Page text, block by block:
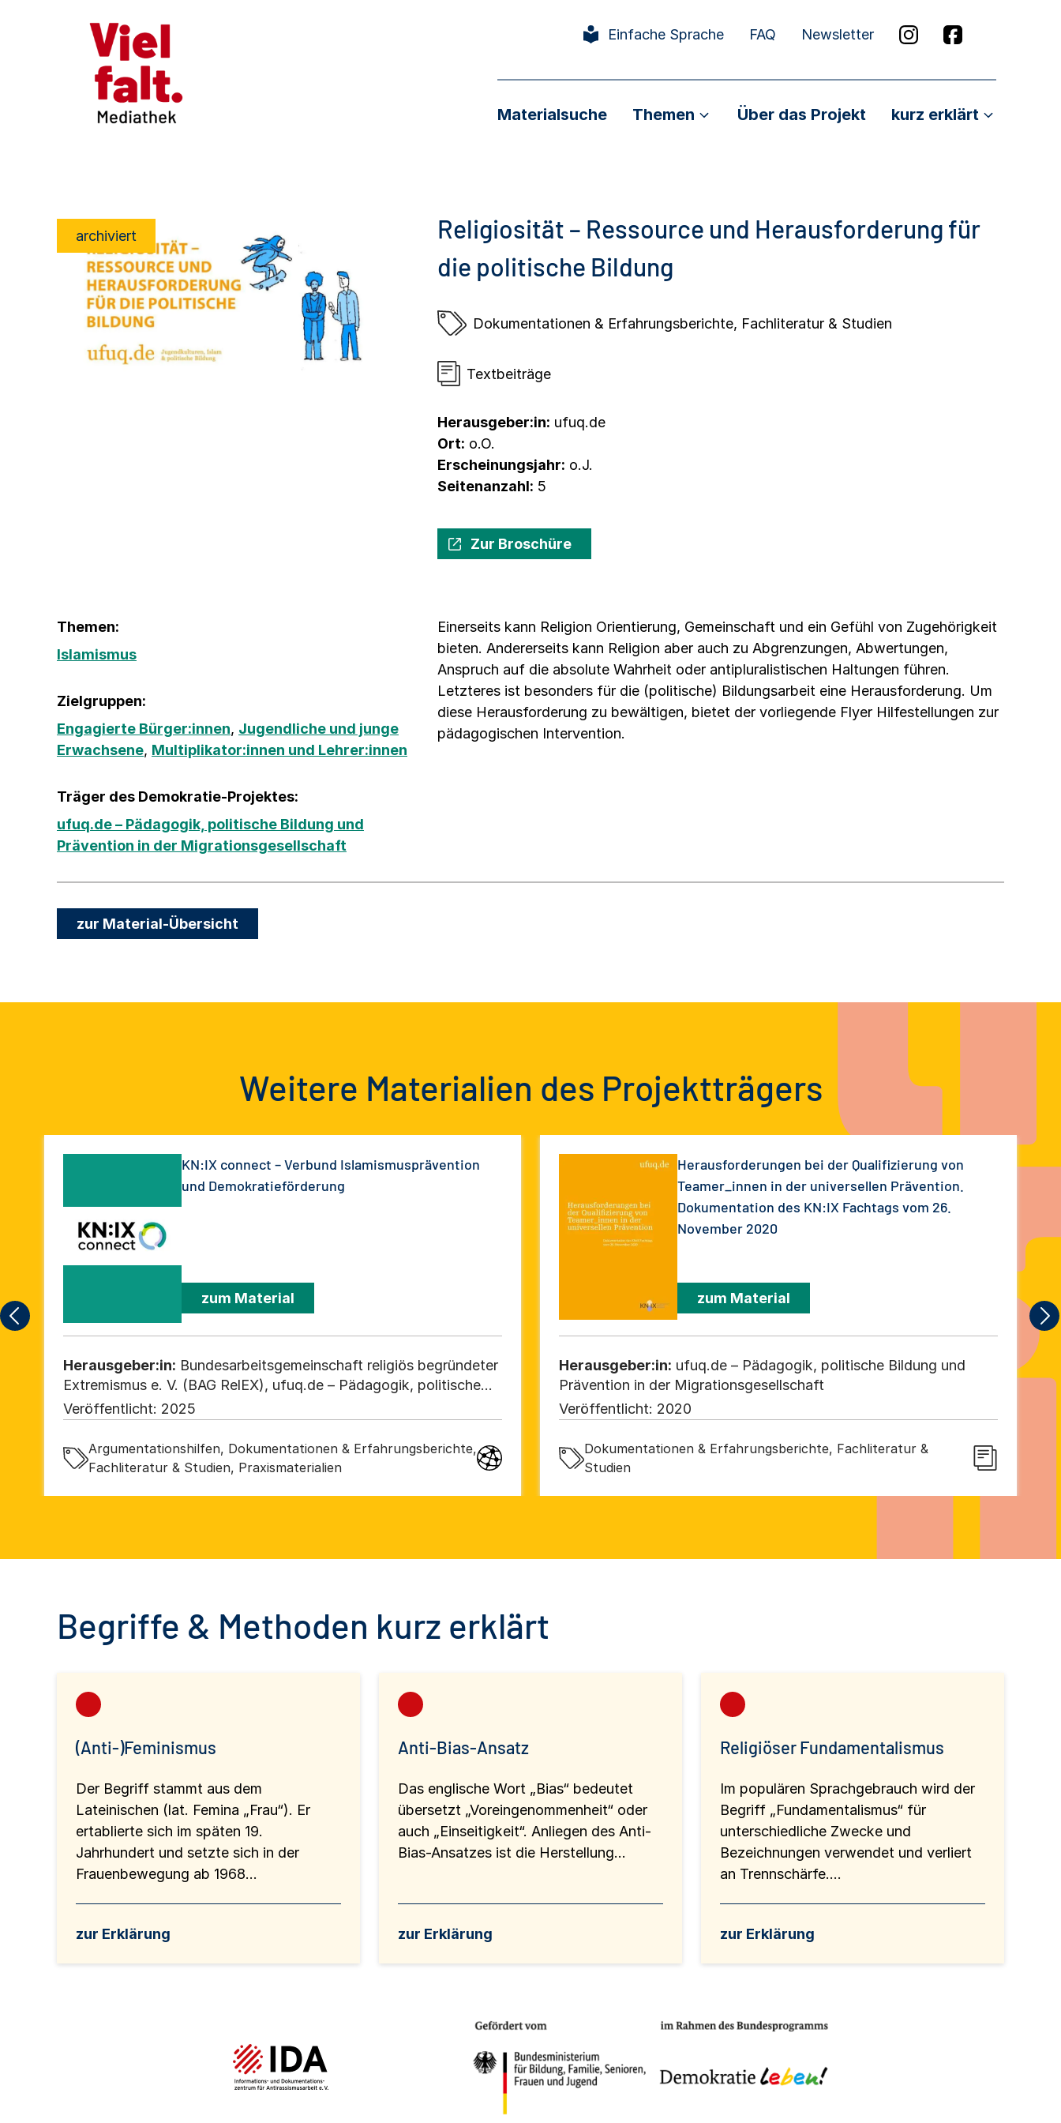
Einfache Sprache FAQ Newsletter
Materialsuche Themen Über das Projekt kurz erklärt
archiviert
Religiosität – Ressource und Herausforderung für
die politische Bildung
Dokumentationen & Erfahrungsberichte, Fachliteratur & Studien
Textbeiträge
Herausgeber:in: ufuq.de
Ort: o.O.
Erscheinungsjahr: o.J.
Seitenanzahl: 5
Zur Broschüre
Themen:
Islamismus
Zielgruppen:
Engagierte Bürger:innen, Jugendliche und junge
Erwachsene, Multiplikator:innen und Lehrer:innen
Träger des Demokratie-Projektes:
ufuq.de – Pädagogik, politische Bildung und
Prävention in der Migrationsgesellschaft
Einerseits kann Religion Orientierung, Gemeinschaft und ein Gefühl von Zugehörigkeit
bieten. Andererseits kann Religion aber auch zu Abgrenzungen, Abwertungen,
Anspruch auf die absolute Wahrheit oder antipluralistischen Haltungen führen.
Letzteres ist besonders für die (politische) Bildungsarbeit eine Herausforderung. Um
diese Herausforderung zu bewältigen, bietet der vorliegende Flyer Hilfestellungen zur
pädagogischen Intervention.
zur Material-Übersicht
Weitere Materialien des Projektträgers
KN:IX connect – Verbund Islamismusprävention
und Demokratieförderung
zum Material
Herausgeber:in: Bundesarbeitsgemeinschaft religiös begründeter
Extremismus e. V. (BAG RelEX), ufuq.de – Pädagogik, politische
Bildung und Prävention in der Migrationsgesellschaft, modus -
Zentrum für angewandte Deradikalisierungsforschung, IFAK e.V.
gGmbH
Veröffentlicht: 2025
Argumentationshilfen, Dokumentationen & Erfahrungsberichte,
Fachliteratur & Studien, Praxismaterialien
Herausforderungen bei der Qualifizierung von
Teamer_innen in der universellen Prävention.
Dokumentation des KN:IX Fachtags vom 26.
November 2020
zum Material
Herausgeber:in: ufuq.de – Pädagogik, politische Bildung und
Prävention in der Migrationsgesellschaft
Veröffentlicht: 2020
Dokumentationen & Erfahrungsberichte, Fachliteratur &
Studien
Begriffe & Methoden kurz erklärt
(Anti-)Feminismus
Der Begriff stammt aus dem
Lateinischen (lat. Femina „Frau“). Er
ertablierte sich im späten 19.
Jahrhundert und setzte sich in der
Frauenbewegung ab 1968...
zur Erklärung
Anti-Bias-Ansatz
Das englische Wort „Bias“ bedeutet
übersetzt „Voreingenommenheit“ oder
auch „Einseitigkeit“. Anliegen des Anti-
Bias-Ansatzes ist die Herstellung...
zur Erklärung
Religiöser Fundamentalismus
Im populären Sprachgebrauch wird der
Begriff „Fundamentalismus“ für
unterschiedliche Zwecke und
Bezeichnungen verwendet und verliert
an Trennschärfe....
zur Erklärung